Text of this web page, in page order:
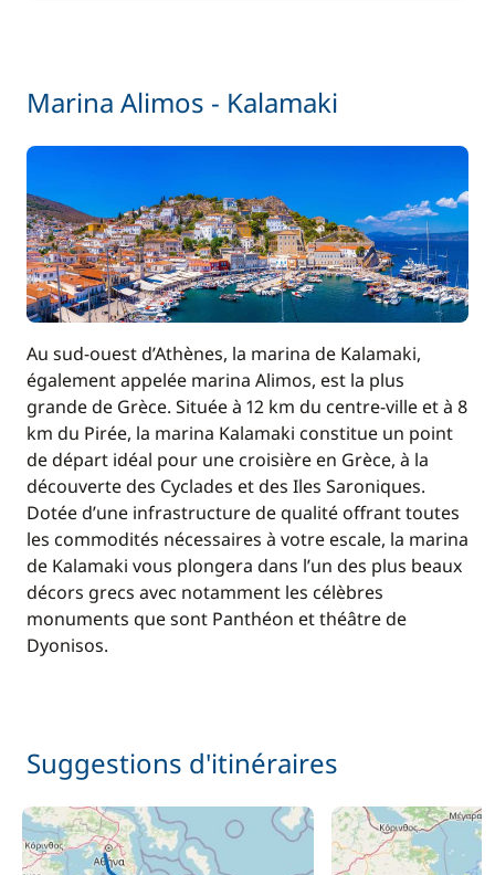
Marina Alimos - Kalamaki
Au sud-ouest d’Athènes, la marina de Kalamaki,
également appelée marina Alimos, est la plus
grande de Grèce. Située à 12 km du centre-ville et à 8
km du Pirée, la marina Kalamaki constitue un point
de départ idéal pour une croisière en Grèce, à la
découverte des Cyclades et des Iles Saroniques.
Dotée d’une infrastructure de qualité offrant toutes
les commodités nécessaires à votre escale, la marina
de Kalamaki vous plongera dans l’un des plus beaux
décors grecs avec notamment les célèbres
monuments que sont Panthéon et théâtre de
Dyonisos.
Suggestions d'itinéraires